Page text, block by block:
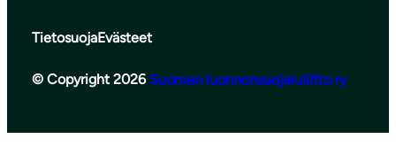
TietosuojaEvästeet
© Copyright 2026 Suomen luonnonsuojeluliitto ry